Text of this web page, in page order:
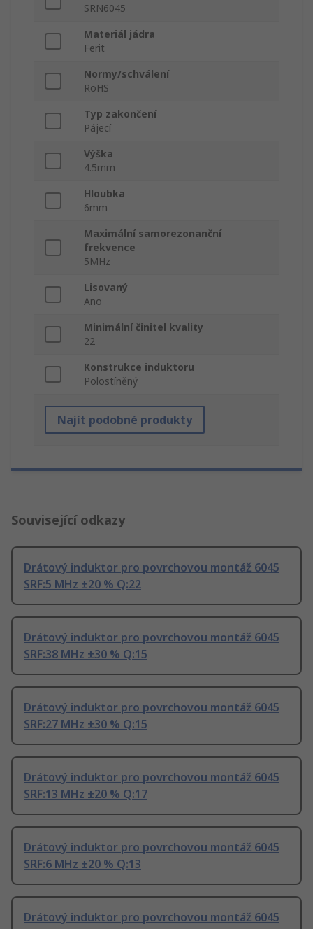
SRN6045
Materiál jádra
Ferit
Normy/schválení
RoHS
Typ zakončení
Pájecí
Výška
4.5mm
Hloubka
6mm
Maximální samorezonanční
frekvence
5MHz
Lisovaný
Ano
Minimální činitel kvality
22
Konstrukce induktoru
Polostíněný
Najít podobné produkty
Související odkazy
Drátový induktor pro povrchovou montáž 6045
SRF:5 MHz ±20 % Q:22
Drátový induktor pro povrchovou montáž 6045
SRF:38 MHz ±30 % Q:15
Drátový induktor pro povrchovou montáž 6045
SRF:27 MHz ±30 % Q:15
Drátový induktor pro povrchovou montáž 6045
SRF:13 MHz ±20 % Q:17
Drátový induktor pro povrchovou montáž 6045
SRF:6 MHz ±20 % Q:13
Drátový induktor pro povrchovou montáž 6045